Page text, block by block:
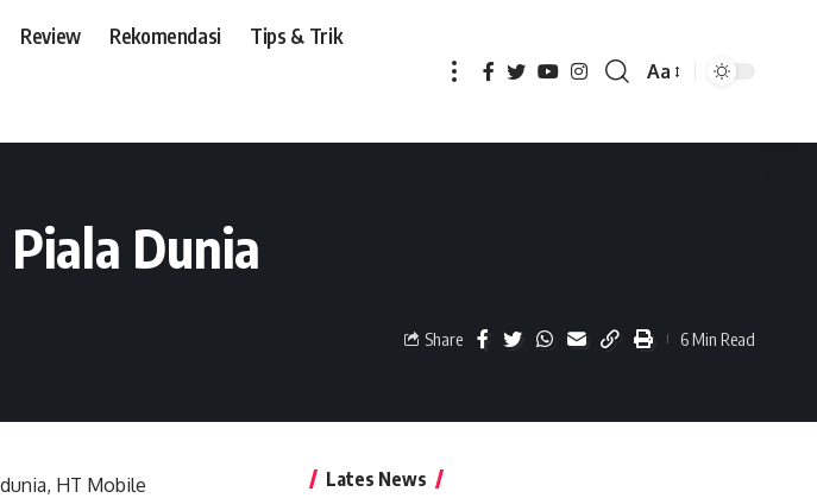
Review Rekomendasi Tips & Trik
Aa
Dunia
Share 6 Min Read
HT Mobile
Lates News